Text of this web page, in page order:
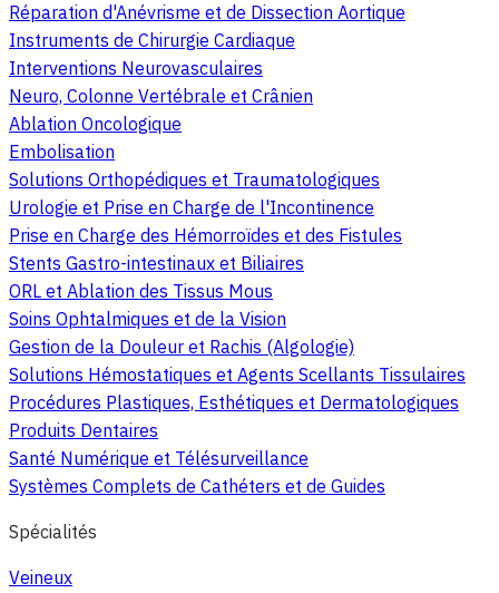
Réparation d'Anévrisme et de Dissection Aortique
Instruments de Chirurgie Cardiaque
Interventions Neurovasculaires
Neuro, Colonne Vertébrale et Crânien
Ablation Oncologique
Embolisation
Solutions Orthopédiques et Traumatologiques
Urologie et Prise en Charge de l'Incontinence
Prise en Charge des Hémorroïdes et des Fistules
Stents Gastro-intestinaux et Biliaires
ORL et Ablation des Tissus Mous
Soins Ophtalmiques et de la Vision
Gestion de la Douleur et Rachis (Algologie)
Solutions Hémostatiques et Agents Scellants Tissulaires
Procédures Plastiques, Esthétiques et Dermatologiques
Produits Dentaires
Santé Numérique et Télésurveillance
Systèmes Complets de Cathéters et de Guides
Spécialités
Veineux